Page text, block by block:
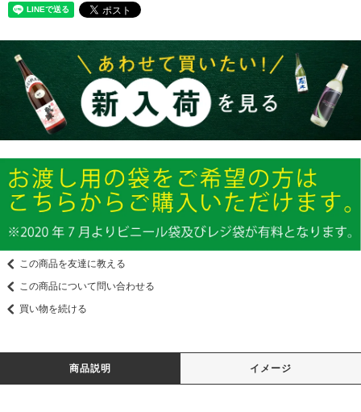
この商品を友達に教える
この商品について問い合わせる
買い物を続ける
商品説明 イメージ